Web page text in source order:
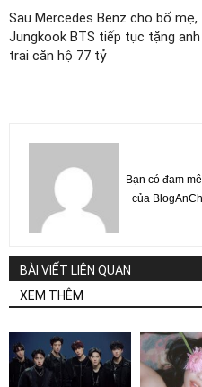
Sau Mercedes Benz cho bố mẹ,
Jungkook BTS tiếp tục tặng anh
trai căn hộ 77 tỷ
Bạn có đam
của
BÀI VIẾT LIÊN QUAN
XEM THÊM